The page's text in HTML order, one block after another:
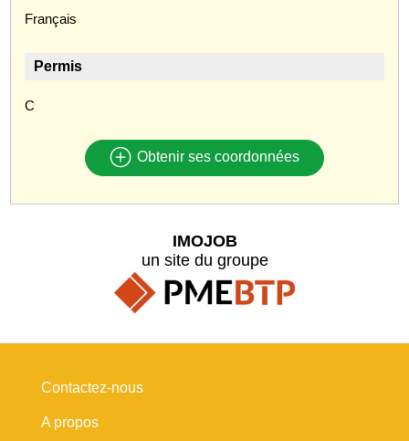
Français
Permis
C
Obtenir ses coordonnées
IMOJOB
un site du groupe
Contactez-nous
A propos